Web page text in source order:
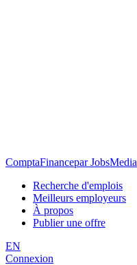
ComptaFinancepar JobsMedia
Recherche d'emplois
Meilleurs employeurs
À propos
Publier une offre
EN
Connexion